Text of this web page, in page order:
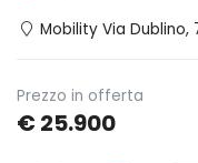
Mobility Via Dublino,
Prezzo in offerta
€ 25.900